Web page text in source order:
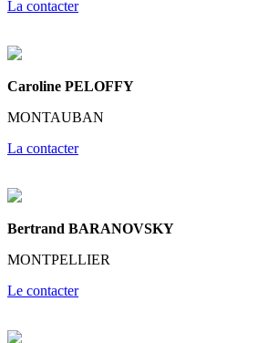
La contacter
Caroline PELOFFY
MONTAUBAN
La contacter
Bertrand BARANOVSKY
MONTPELLIER
Le contacter